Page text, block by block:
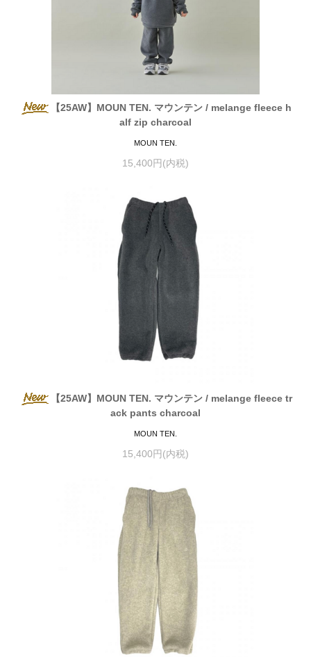
【25AW】MOUN TEN. マウンテン / melange fleece h
alf zip charcoal
MOUN TEN.
15,400円(内税)
【25AW】MOUN TEN. マウンテン / melange fleece tr
ack pants charcoal
MOUN TEN.
15,400円(内税)